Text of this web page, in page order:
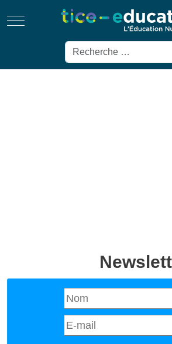
Mobile Menu Toggle
Rechercher